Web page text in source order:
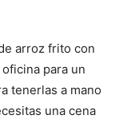
arroz frito con
para un
tenerlas a mano
una cena